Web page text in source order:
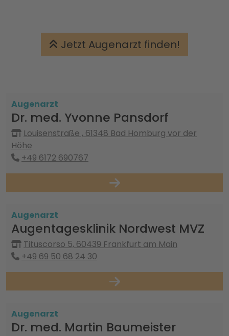
Jetzt Augenarzt finden!
Augenarzt
Dr. med. Yvonne Pansdorf
Louisenstraße , 61348 Bad Homburg vor der
Höhe
+49 6172 690767
Augenarzt
Augentagesklinik Nordwest MVZ
Tituscorso 5, 60439 Frankfurt am Main
+49 69 50 68 24 30
Augenarzt
Dr. med. Martin Baumeister